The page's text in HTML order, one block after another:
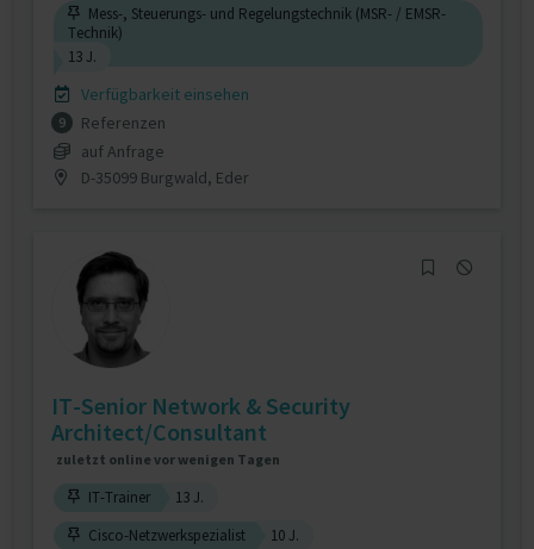
Mess-, Steuerungs- und Regelungstechnik (MSR- / EMSR-
Technik)
13 J.
Verfügbarkeit einsehen
9
Referenzen
auf Anfrage
D-35099 Burgwald, Eder
IT-Senior Network & Security
Architect/Consultant
zuletzt online vor wenigen Tagen
IT-Trainer
13 J.
Cisco-Netzwerkspezialist
10 J.